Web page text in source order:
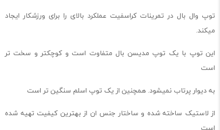
توپ وال بال در تمرینات کراسفیت عملکرد بالای را برای ورزشکار ایجاد
میکند.
این توپ با یک توپ مدیسن بال متفاوت است و کوچکتر و سخت تر
است
به دیوار پرتاب نمیشود. همچنین از یک توپ اسلم سنگین تر است
از لاستیک ساخته شده و ساختار جنس ان از بهترین کیفیت تهیه شده